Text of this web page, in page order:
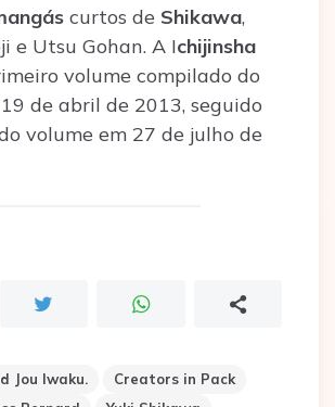
curtos de Shikawa,
e Utsu Gohan. A Ichijinsha
volume compilado do
de abril de 2013, seguido
volume em 27 de julho de
Jou Iwaku.
Creators in Pack